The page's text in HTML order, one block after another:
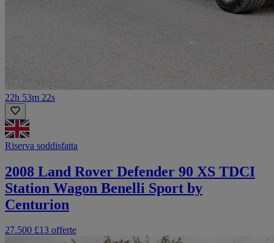
22h 53m 22s
Riserva soddisfatta
2008 Land Rover Defender 90 XS TDCI
Station Wagon Benelli Sport by
Centurion
27.500 £13 offerte